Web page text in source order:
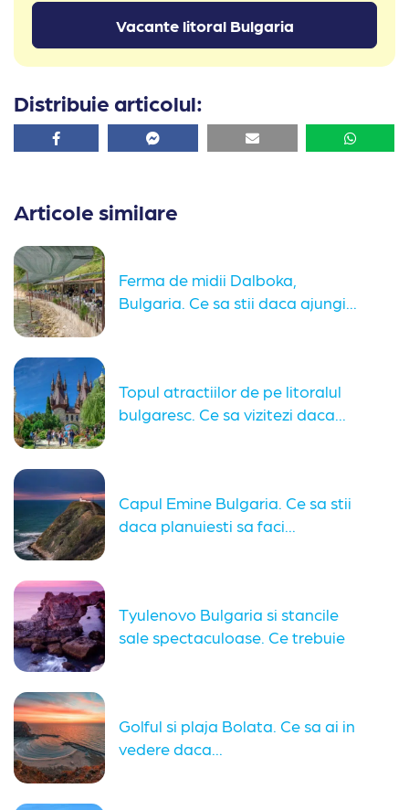
Vacante litoral Bulgaria
Distribuie articolul:
Facebook Facebook Email
Articole similare
Ferma de midii Dalboka,
Bulgaria. Ce sa stii daca ajungi...
Topul atractiilor de pe litoralul
bulgaresc. Ce sa vizitezi daca...
Capul Emine Bulgaria. Ce sa stii
daca planuiesti sa faci...
Tyulenovo Bulgaria si stancile
sale spectaculoase. Ce trebuie
Golful si plaja Bolata. Ce sa ai in
vedere daca...